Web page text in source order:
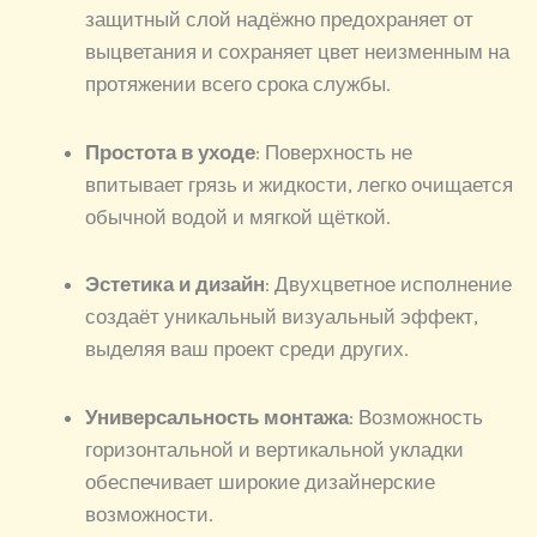
защитный слой надёжно предохраняет от
выцветания и сохраняет цвет неизменным на
протяжении всего срока службы.
Простота в уходе: Поверхность не
впитывает грязь и жидкости, легко очищается
обычной водой и мягкой щёткой.
Эстетика и дизайн: Двухцветное исполнение
создаёт уникальный визуальный эффект,
выделяя ваш проект среди других.
Универсальность монтажа: Возможность
горизонтальной и вертикальной укладки
обеспечивает широкие дизайнерские
возможности.